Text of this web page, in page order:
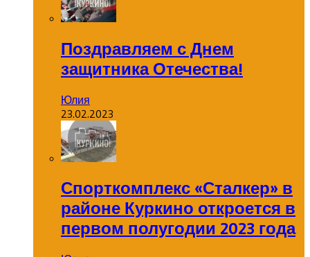
Поздравляем с Днем
защитника Отечества!
Юлия
23.02.2023
Спорткомплекс «Сталкер» в
районе Куркино откроется в
первом полугодии 2023 года